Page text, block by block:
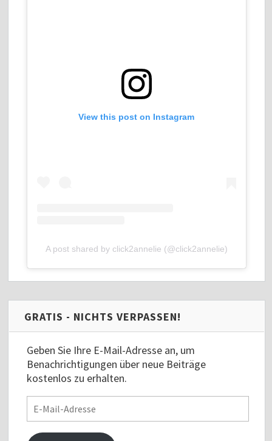
View this post on Instagram
A post shared by click2annelie (@click2annelie)
GRATIS - NICHTS VERPASSEN!
Geben Sie Ihre E-Mail-Adresse an, um
Benachrichtigungen über neue Beiträge
kostenlos zu erhalten.
E-
Mail-
Adresse